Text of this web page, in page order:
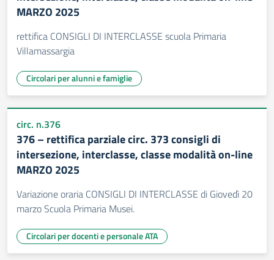
MARZO 2025
rettifica CONSIGLI DI INTERCLASSE scuola Primaria
Villamassargia
Circolari per alunni e famiglie
circ. n.376
376 – rettifica parziale circ. 373 consigli di
intersezione, interclasse, classe modalità on-line
MARZO 2025
Variazione oraria CONSIGLI DI INTERCLASSE di Giovedì 20
marzo Scuola Primaria Musei.
Circolari per docenti e personale ATA